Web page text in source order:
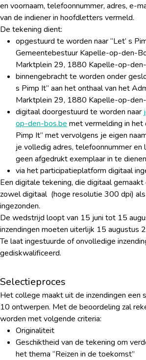
en voornaam, telefoonnummer, adres, e-
van de indiener in hoofdletters vermeld.
De tekening dient:
opgestuurd te worden naar “Let’ s
Gemeentebestuur Kapelle-op-den-
Marktplein 29, 1880 Kapelle-op-
binnengebracht te worden onder
s Pimp It” aan het onthaal van het
Marktplein 29, 1880 Kapelle-op-
digitaal doorgestuurd te worden naar
op-den-bos.be met vermelding in het
Pimp It” met vervolgens je eigen
je volledig adres, telefoonnummer
geen afgedrukt exemplaar in te
via het participatieplatform digitaal
Een digitale tekening, die digitaal
zowel digitaal (hoge resolutie 300 dpi)
ingezonden.
De wedstrijd loopt van 15 juni tot 15
inzendingen moeten uiterlijk 15 augustus
Te laat ingestuurde of onvolledige
gediskwalificeerd.
Selectieproces
Het college maakt uit de inzendingen een
10 ontwerpen. Met de beoordeling zal
worden met volgende criteria:
Originaliteit
Geschiktheid van de tekening om
het thema “Reizen in de toekomst”